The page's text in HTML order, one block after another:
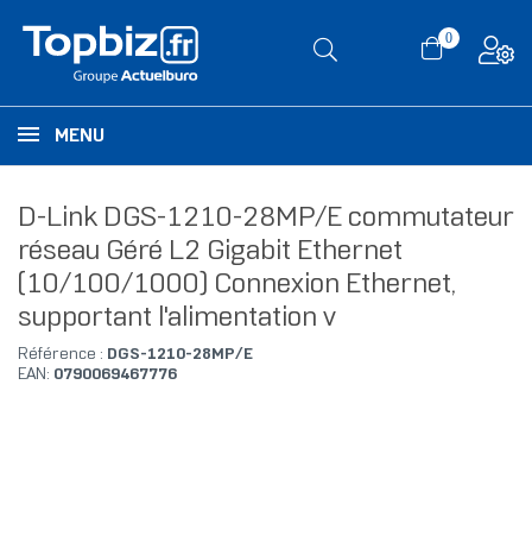
0
MENU
D-Link DGS-1210-28MP/E commutateur
réseau Géré L2 Gigabit Ethernet
(10/100/1000) Connexion Ethernet,
supportant l'alimentation v
Référence : DGS-1210-28MP/E
EAN: 0790069467776